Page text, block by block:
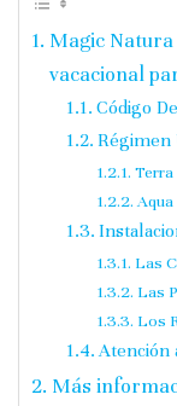
Magic
vacacional
Código
Las
Las
Los
Atención
Más